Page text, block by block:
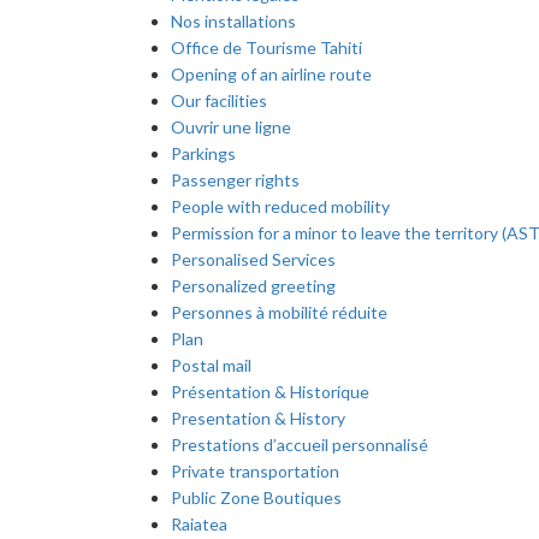
Nos installations
Office de Tourisme Tahiti
Opening of an airline route
Our facilities
Ouvrir une ligne
Parkings
Passenger rights
People with reduced mobility
Permission for a minor to leave the territory
Personalised Services
Personalized greeting
Personnes à mobilité réduite
Plan
Postal mail
Présentation & Historique
Presentation & History
Prestations d’accueil personnalisé
Private transportation
Public Zone Boutiques
Raiatea